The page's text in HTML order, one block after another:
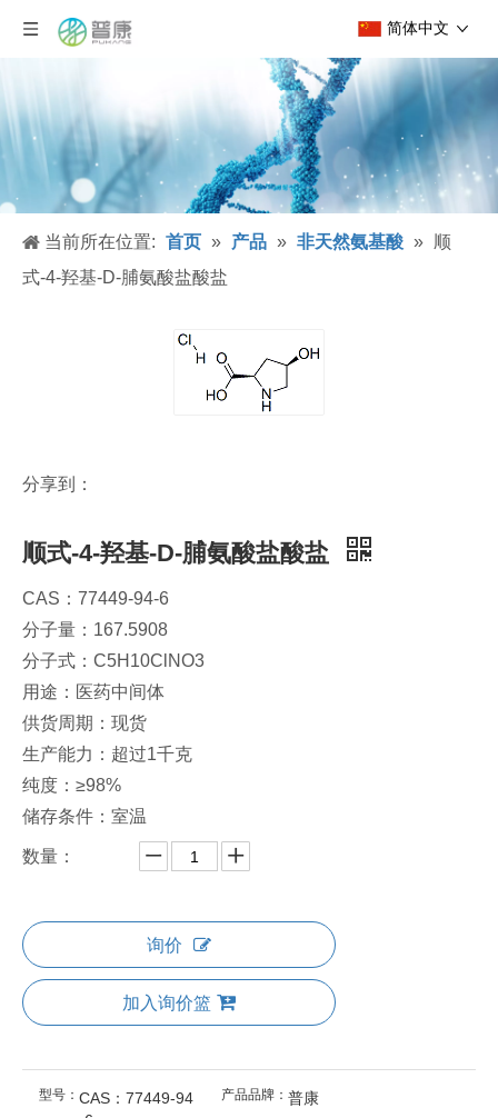
简体中文
当前所在位置: 首页 » 产品 » 非天然氨基酸 » 顺
式-4-羟基-D-脯氨酸盐酸盐
分享到：
顺式-4-羟基-D-脯氨酸盐酸盐
CAS：77449-94-6
分子量：167.5908
分子式：C5H10ClNO3
用途：医药中间体
供货周期：现货
生产能力：超过1千克
纯度：≥98%
储存条件：室温
数量：
询价
加入询价篮
型号： CAS：77449-94
产品品牌： 普康